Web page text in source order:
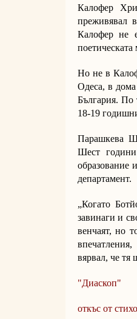
Калофер
преживявал
Калофер не
Но не в
Одеса, в
България. По
18-19
Парашкева
Шест
образование
департамент.
„Когато
завинаги и
венчаят, но
вярвал, че тя
"Диаскоп"
откъс от